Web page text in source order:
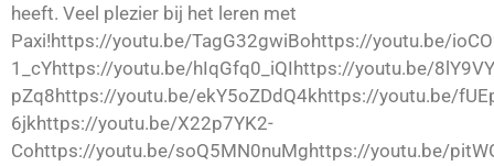
heeft. Veel plezier bij het leren met
Paxi!https://youtu.be/TagG32gwiBohttps://youtu.be/
1_cYhttps://youtu.be/hIqGfq0_iQIhttps://youtu.be/
pZq8https://youtu.be/ekY5oZDdQ4khttps://youtu.be/
6jkhttps://youtu.be/X22p7YK2-
Cohttps://youtu.be/soQ5MN0nuMghttps://youtu.be/